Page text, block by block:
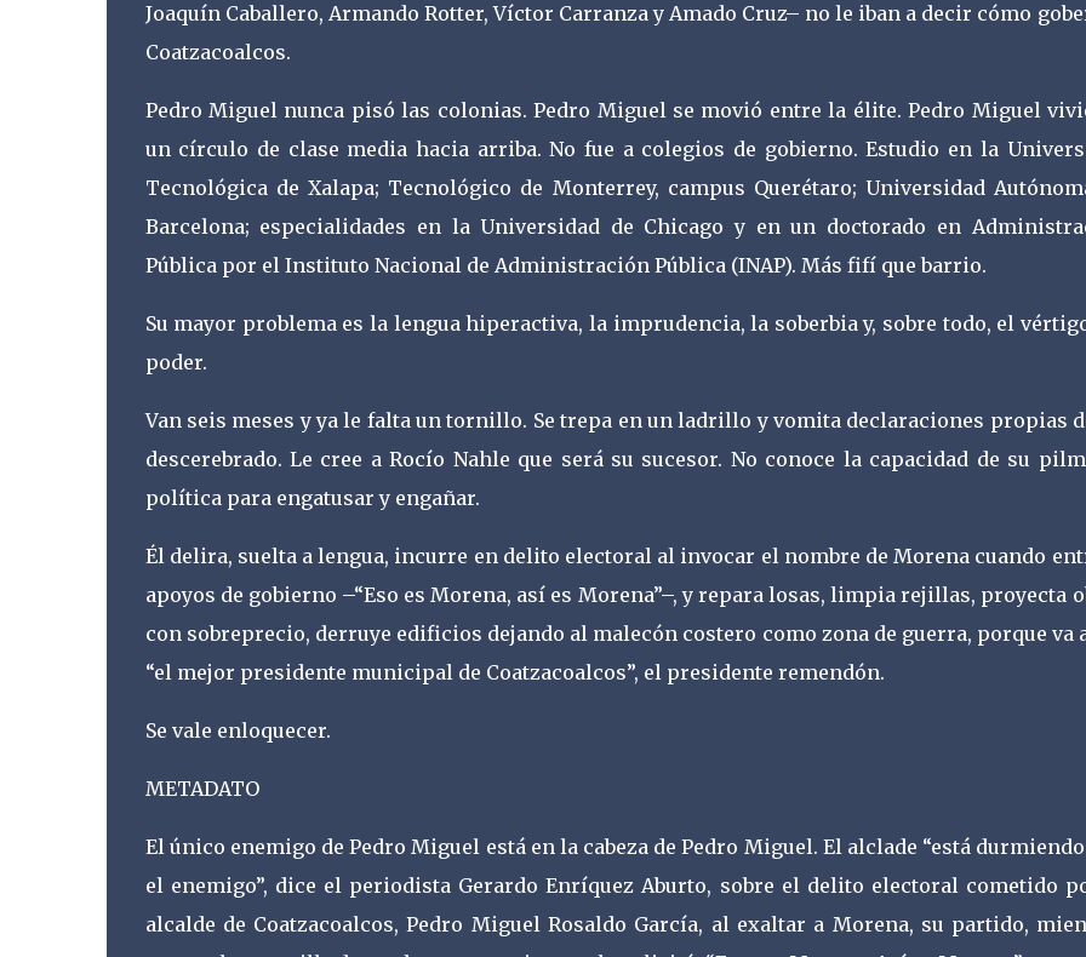
Joaquín Caballero, Armando Rotter, Víctor Carranza y Amado Cruz– no le iban a decir cómo
Coatzacoalcos.
Pedro Miguel nunca pisó las colonias. Pedro Miguel se movió entre la élite. Pedro Miguel
un círculo de clase media hacia arriba. No fue a colegios de gobierno. Estudio en la
Tecnológica de Xalapa; Tecnológico de Monterrey, campus Querétaro; Universidad
Barcelona; especialidades en la Universidad de Chicago y en un doctorado en
Pública por el Instituto Nacional de Administración Pública (INAP). Más fifí que barrio.
Su mayor problema es la lengua hiperactiva, la imprudencia, la soberbia y, sobre todo, el
poder.
Van seis meses y ya le falta un tornillo. Se trepa en un ladrillo y vomita declaraciones propias
descerebrado. Le cree a Rocío Nahle que será su sucesor. No conoce la capacidad de su
política para engatusar y engañar.
Él delira, suelta a lengua, incurre en delito electoral al invocar el nombre de Morena cuando
apoyos de gobierno –“Eso es Morena, así es Morena”–, y repara losas, limpia rejillas, proyecta
con sobreprecio, derruye edificios dejando al malecón costero como zona de guerra, porque va
“el mejor presidente municipal de Coatzacoalcos”, el presidente remendón.
Se vale enloquecer.
METADATO
El único enemigo de Pedro Miguel está en la cabeza de Pedro Miguel. El alclade “está
el enemigo”, dice el periodista Gerardo Enríquez Aburto, sobre el delito electoral cometido
alcalde de Coatzacoalcos, Pedro Miguel Rosaldo García, al exaltar a Morena, su partido,